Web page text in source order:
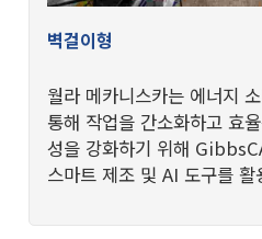
벽걸이형
월라 메카니스카는 에너지
통해 작업을 간소화하고 효
성을 강화하기 위해
스마트 제조 및 AI 도구를 활